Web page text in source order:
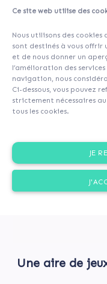
Ce site web utilise des
Nous utilisons des cookies
sont destinés à vous offrir
et de nous donner un
l’amélioration des
navigation, nous
Ci-dessous, vous pouvez
strictement nécessaires
tous les cookies.
JE
Une aire de